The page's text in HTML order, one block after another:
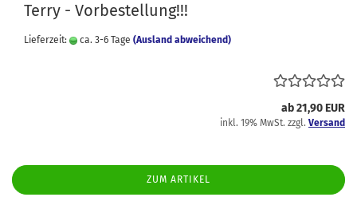
Terry - Vorbestellung!!!
Lieferzeit: ca. 3-6 Tage (Ausland abweichend)
ab 21,90 EUR
inkl. 19% MwSt. zzgl. Versand
ZUM ARTIKEL